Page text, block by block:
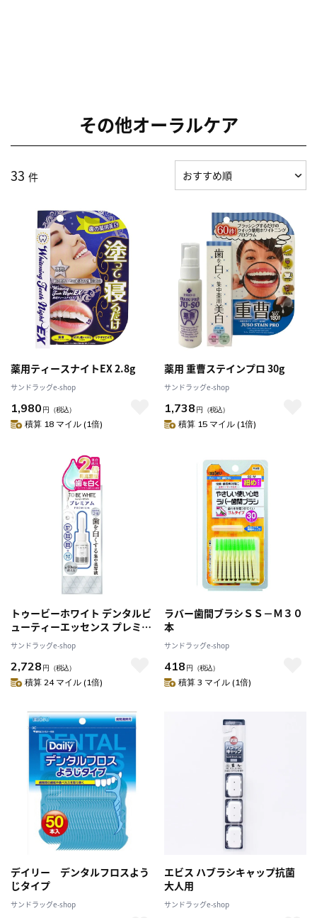
その他オーラルケア
33 件
薬用ティースナイトEX 2.8g
サンドラッグe-shop
1,980 円 （税込）
積算 18 マイル (1倍)
薬用 重曹ステインプロ 30g
サンドラッグe-shop
1,738 円 （税込）
積算 15 マイル (1倍)
トゥービーホワイト デンタルビ
ューティーエッセンス プレミア
ム 7ml
サンドラッグe-shop
2,728 円 （税込）
積算 24 マイル (1倍)
ラバー歯間ブラシＳＳ－Ｍ３０
本
サンドラッグe-shop
418 円 （税込）
積算 3 マイル (1倍)
デイリー デンタルフロスよう
じタイプ
サンドラッグe-shop
エビス ハブラシキャップ抗菌
大人用
サンドラッグe-shop